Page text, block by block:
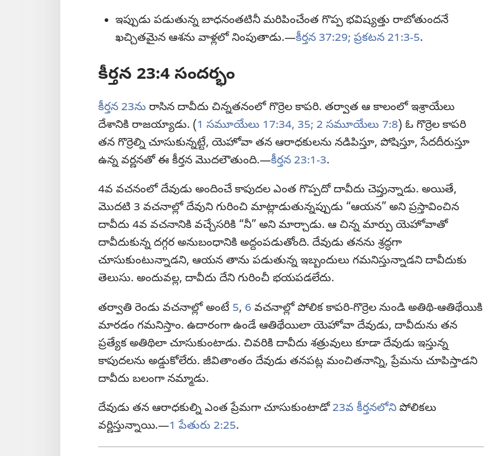
ఇప్పుడు పడుతున్న బాధనంతటినీ మరిపించేంత గొప్ప భవిష్యత్తు రాబోతుందనే
ఖచ్చితమైన ఆశను వాళ్లలో నింపుతాడు.—కీర్తన 37:29; ప్రకటన 21:3-5.
కీర్తన 23:4 సందర్భం
కీర్తన 23ను రాసిన దావీదు చిన్నతనంలో గొర్రెల కాపరి. తర్వాత ఆ కాలంలో ఇశ్రాయేలు
దేశానికి రాజయ్యాడు. (1 సమూయేలు 17:34, 35; 2 సమూయేలు 7:8) ఓ గొర్రెల కాపరి
తన గొర్రెల్ని చూసుకున్నట్టే, యెహోవా తన ఆరాధకులను నడిపిస్తూ, పోషిస్తూ, సేదదీరుస్తూ
ఉన్న వర్ణనతో ఈ కీర్తన మొదలౌతుంది.—కీర్తన 23:1-3.
4వ వచనంలో దేవుడు అందించే కాపుదల ఎంత గొప్పదో దావీదు చెప్తున్నాడు. అయితే,
మొదటి 3 వచనాల్లో దేవుని గురించి మాట్లాడుతున్నప్పుడు “ఆయన” అని ప్రస్తావించిన
దావీదు 4వ వచనానికి వచ్చేసరికి “నీ” అని మార్చాడు. ఆ చిన్న మార్పు యెహోవాతో
దావీదుకున్న దగ్గర అనుబంధానికి అద్దంపడుతోంది. దేవుడు తనను శ్రద్ధగా
చూసుకుంటున్నాడని, ఆయన తాను పడుతున్న ఇబ్బందులు గమనిస్తున్నాడని దావీదుకు
తెలుసు. అందువల్ల, దావీదు దేని గురించీ భయపడలేదు.
తర్వాతి రెండు వచనాల్లో అంటే 5, 6 వచనాల్లో పోలిక కాపరి-గొర్రెల నుండి అతిథి-ఆతిథేయికి
మారడం గమనిస్తాం. ఉదారంగా ఉండే ఆతిథేయిలా యెహోవా దేవుడు, దావీదును తన
ప్రత్యేక అతిథిలా చూసుకుంటాడు. చివరికి దావీదు శత్రువులు కూడా దేవుడు ఇస్తున్న
కాపుదలను అడ్డుకోలేరు. జీవితాంతం దేవుడు తనపట్ల మంచితనాన్ని, ప్రేమను చూపిస్తాడని
దావీదు బలంగా నమ్మాడు.
దేవుడు తన ఆరాధకుల్ని ఎంత ప్రేమగా చూసుకుంటాడో23వ కీర్తనలోనిపోలికలు
వర్ణిస్తున్నాయి.—1 పేతురు 2:25.